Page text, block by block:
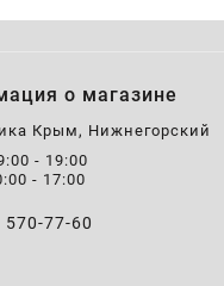
о магазине
Крым, Нижнегорский
- 19:00
- 17:00
570-77-60